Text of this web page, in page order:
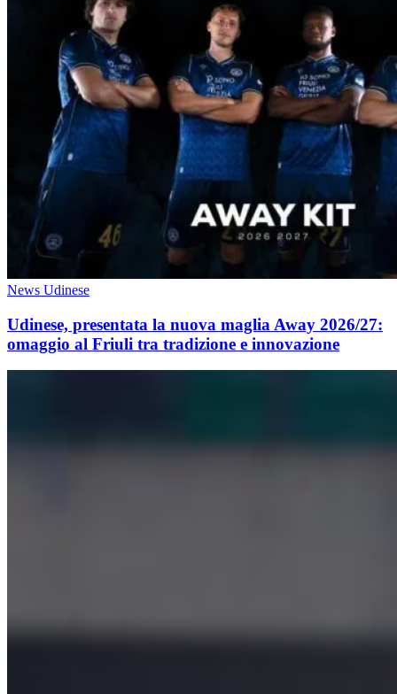
News Udinese
Udinese, presentata la nuova maglia Away 2026/27:
omaggio al Friuli tra tradizione e innovazione